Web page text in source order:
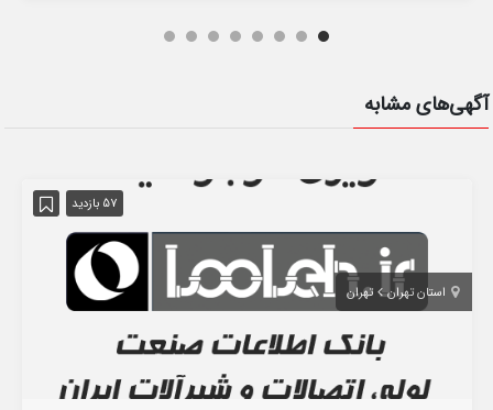
آگهی‌های مشابه
57 بازدید
استان تهران تهران